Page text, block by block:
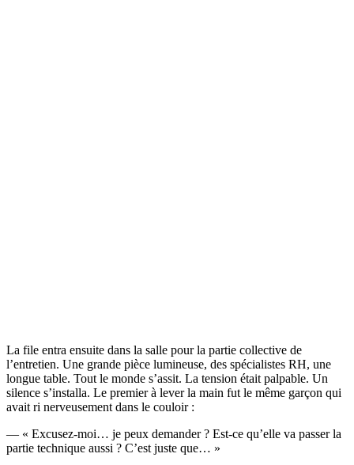
La file entra ensuite dans la salle pour la partie collective de
l’entretien. Une grande pièce lumineuse, des spécialistes RH, une
longue table. Tout le monde s’assit. La tension était palpable. Un
silence s’installa. Le premier à lever la main fut le même garçon qui
avait ri nerveusement dans le couloir :
— « Excusez-moi… je peux demander ? Est-ce qu’elle va passer la
partie technique aussi ? C’est juste que… »